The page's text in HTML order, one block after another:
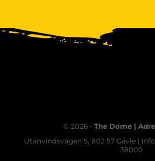
© 2026 - The Dome |
Utanvindsvägen 5, 802 57 Gävle |
38000